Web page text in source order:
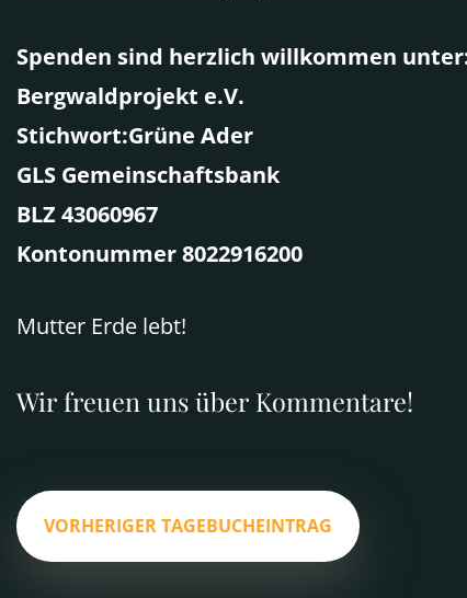
Spenden sind herzlich willkommen
Bergwaldprojekt e.V.
Stichwort:Grüne Ader
GLS Gemeinschaftsbank
BLZ43060967
Kontonummer 8022916200
Mutter Erde lebt!
Wir freuen uns über Kommentare!
VORHERIGER TAGEBUCHEINTRAG